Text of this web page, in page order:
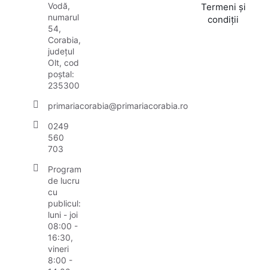
Vodă,
numarul
54,
Corabia,
județul
Olt, cod
poștal:
235300
primariacorabia@primariacorabia.ro
0249
560
703
Program
de lucru
cu
publicul:
luni - joi
08:00 -
16:30,
vineri
8:00 -
Termeni și
condiții